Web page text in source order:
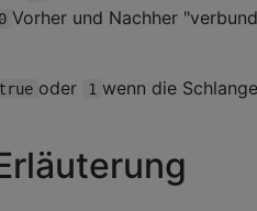
0 Vorher und Nachher
true oder 1 wenn die